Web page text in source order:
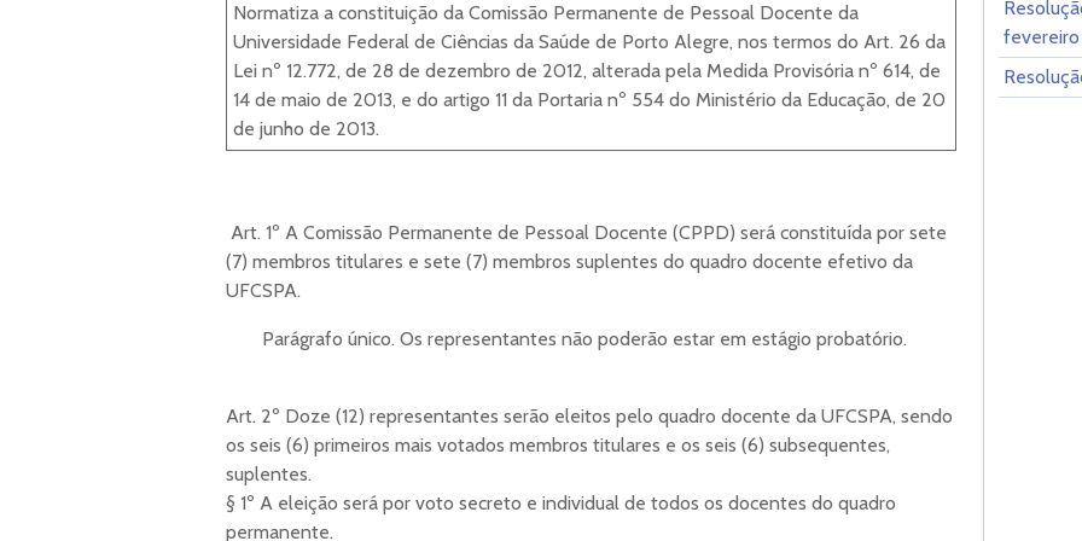
Normatiza a constituição da Comissão Permanente de Pessoal Docente da
Universidade Federal de Ciências da Saúde de Porto Alegre, nos termos do Art. 26 da
Lei nº 12.772, de 28 de dezembro de 2012, alterada pela Medida Provisória nº 614, de
14 de maio de 2013, e do artigo 11 da Portaria nº 554 do Ministério da Educação, de 20
de junho de 2013.
Art. 1º A Comissão Permanente de Pessoal Docente (CPPD) será constituída por sete
(7) membros titulares e sete (7) membros suplentes do quadro docente efetivo da
UFCSPA.
Parágrafo único. Os representantes não poderão estar em estágio probatório.
Art. 2º Doze (12) representantes serão eleitos pelo quadro docente da UFCSPA, sendo
os seis (6) primeiros mais votados membros titulares e os seis (6) subsequentes,
suplentes.
§ 1º A eleição será por voto secreto e individual de todos os docentes do quadro
permanente.